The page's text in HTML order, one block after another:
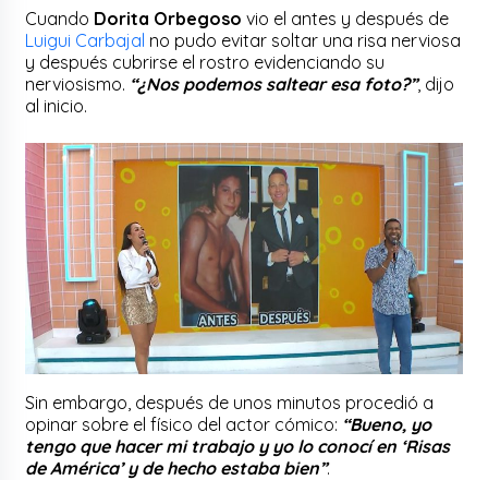
Cuando Dorita Orbegoso vio el antes y después de
Luigui Carbajal no pudo evitar soltar una risa nerviosa
y después cubrirse el rostro evidenciando su
nerviosismo. “¿Nos podemos saltear esa foto?”, dijo
al inicio.
Sin embargo, después de unos minutos procedió a
opinar sobre el físico del actor cómico: “Bueno, yo
tengo que hacer mi trabajo y yo lo conocí en ‘Risas
de América’ y de hecho estaba bien”.